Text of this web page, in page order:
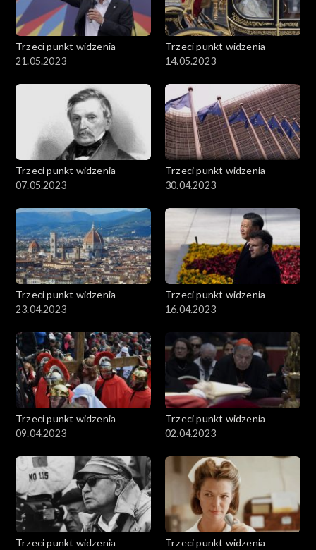
Trzeci punkt widzenia
21.05.2023
Trzeci punkt widzenia
14.05.2023
Trzeci punkt widzenia
07.05.2023
Trzeci punkt widzenia
30.04.2023
Trzeci punkt widzenia
23.04.2023
Trzeci punkt widzenia
16.04.2023
Trzeci punkt widzenia
09.04.2023
Trzeci punkt widzenia
02.04.2023
Trzeci punkt widzenia
Trzeci punkt widzenia